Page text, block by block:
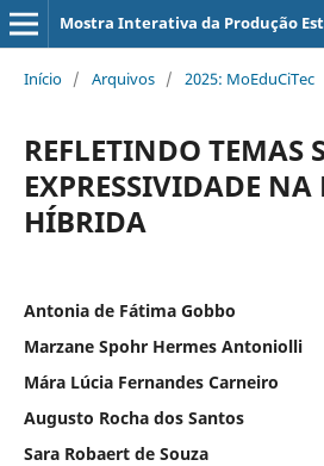
Início / Arquivos / 2025: MoEduCiTec
REFLETINDO TEMAS
EXPRESSIVIDADE NA
HÍBRIDA
Antonia de Fátima Gobbo
Marzane Spohr Hermes Antoniolli
Mára Lúcia Fernandes Carneiro
Augusto Rocha dos Santos
Sara Robaert de Souza